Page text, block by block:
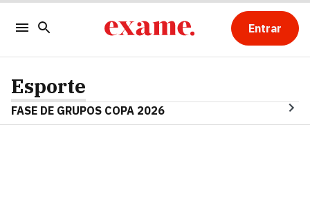
Entrar
Esporte
FASE DE GRUPOS COPA 2026